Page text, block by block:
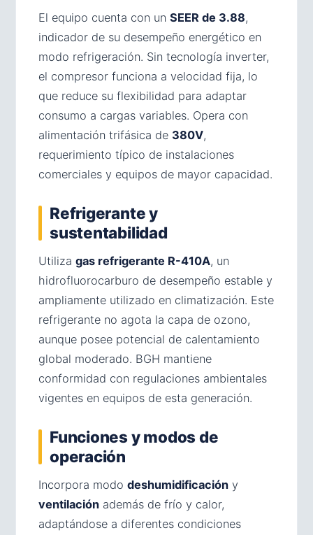
El equipo cuenta con un SEER de 3.88,
indicador de su desempeño energético en
modo refrigeración. Sin tecnología inverter,
el compresor funciona a velocidad fija, lo
que reduce su flexibilidad para adaptar
consumo a cargas variables. Opera con
alimentación trifásica de 380V,
requerimiento típico de instalaciones
comerciales y equipos de mayor capacidad.
Refrigerante y
sustentabilidad
Utiliza gas refrigerante R-410A, un
hidrofluorocarburo de desempeño estable y
ampliamente utilizado en climatización. Este
refrigerante no agota la capa de ozono,
aunque posee potencial de calentamiento
global moderado. BGH mantiene
conformidad con regulaciones ambientales
vigentes en equipos de esta generación.
Funciones y modos de
operación
Incorpora modo deshumidificación y
ventilación además de frío y calor,
adaptándose a diferentes condiciones